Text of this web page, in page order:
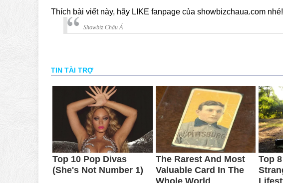
Thích bài viết này, hãy LIKE fanpage của showbizchaua.com nhé!
Showbiz Châu Á